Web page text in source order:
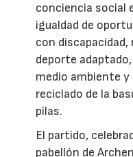
conciencia social
igualdad de
con
deporte
medio ambiente
reciclado de la
pilas.
El partido,
pabellón de